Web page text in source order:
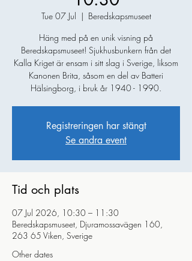
Tue 07 Jul
  |
Beredskapsmuseet
Häng med på en unik visning på
Beredskapsmuseet! Sjukhusbunkern från det
Kalla Kriget är ensam i sitt slag i Sverige, liksom
Kanonen Brita, såsom en del av Batteri
Hälsingborg, i bruk år 1940 - 1990.
Registreringen har stängt
Se andra event
Tid och plats
07 Jul 2026, 10:30 – 11:30
Beredskapsmuseet, Djuramossavägen 160,
263 65 Viken, Sverige
Other dates